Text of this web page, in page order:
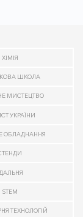
ХІМІЯ
ШКОЛА
МИСТЕЦТВО
УКРАЇНИ
ОБЛАДНАННЯ
STEM
ТЕХНОЛОГІЙ